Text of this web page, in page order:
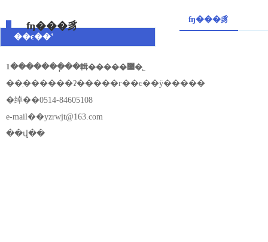
ʩ���豸
��ϵ��ʽ
1�������ֽ��輯�����޹�˾
��ַ������ʡ�����г��ͼ��ÿ�����
�绰��0514-84605108
e-mail��yzrwjt@163.com
��վ��
ʩ���豸